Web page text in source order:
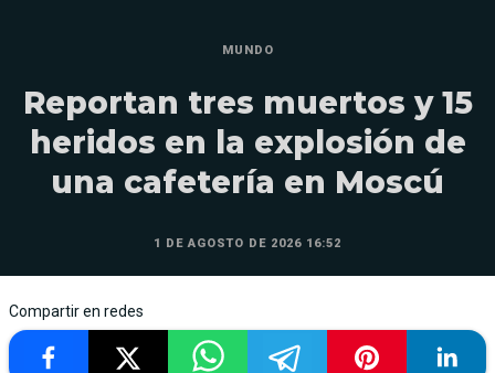
MUNDO
Reportan tres muertos y 15
heridos en la explosión de
una cafetería en Moscú
1 DE AGOSTO DE 2026 16:52
Compartir en redes